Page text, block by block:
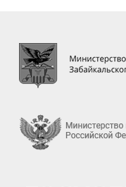
государственный
образования
Внутренняя
образования